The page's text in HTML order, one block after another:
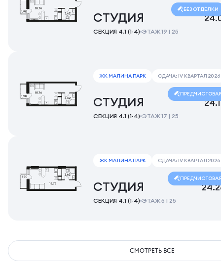
СМОТРЕТЬ ВСЕ
СТУДИЯ
СЕКЦИЯ 4.1 (1-4) ЭТАЖ 19 | 25
БЕЗ ОТДЕЛКИ
ЖК МАЛИНА ПАРК СДАЧА: IV КВАРТАЛ 2026
СТУДИЯ
СЕКЦИЯ 4.1 (1-4) ЭТАЖ 17 | 25
ЖК МАЛИНА ПАРК СДАЧА: IV КВАРТАЛ 2026
СТУДИЯ
СЕКЦИЯ 4.1 (1-4) ЭТАЖ 5 | 25